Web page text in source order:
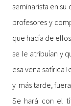
seminarista en
profesores y
que hacía de
se le atribuían y
esa vena satírica
y más tarde,
Se hará con el